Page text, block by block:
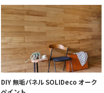
DIY 無垢パネル SOLIDeco オーク